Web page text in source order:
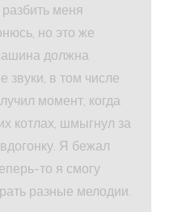
меня
но это же
должна
звуки, в том числе
момент, когда
котлах, шмыгнул за
Я бежал
то я смогу
разные мелодии.